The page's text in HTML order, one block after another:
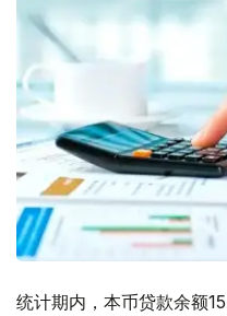
统计期内，本币贷款余额